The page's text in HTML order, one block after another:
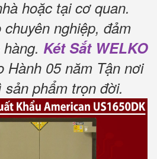
hoặc tại cơ quan.
nghiệp, đảm
Két Sắt WELKO
Hành 05 năm Tận nơi
phẩm trọn đời.